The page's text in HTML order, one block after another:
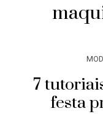
7
festa